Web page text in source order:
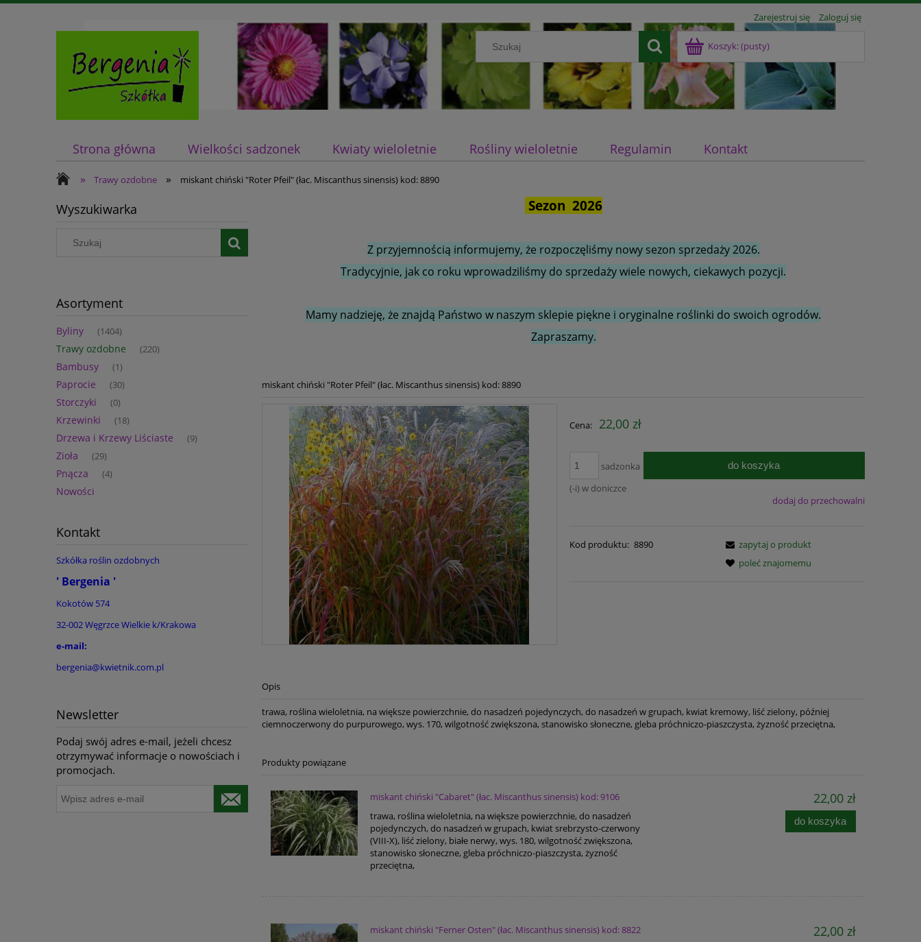
Zarejestruj się Zaloguj się
Koszyk:(pusty)
Strona główna Wielkości sadzonek Kwiaty wieloletnie Rośliny wieloletnie Regulamin Kontakt
» Trawy ozdobne » miskant chiński "Roter Pfeil" (łac. Miscanthus sinensis) kod: 8890
Wyszukiwarka
Asortyment
Byliny (1404)
Trawy ozdobne (220)
Bambusy (1)
Paprocie (30)
Storczyki (0)
Krzewinki (18)
Drzewa i Krzewy Liściaste (9)
Zioła (29)
Pnącza (4)
Nowości
Kontakt
Szkółka roślin ozdobnych
' Bergenia '
Kokotów 574
32-002 Węgrzce Wielkie k/Krakowa
e-mail:
bergenia@kwietnik.com.pl
Newsletter
Podaj swój adres e-mail, jeżeli chcesz
otrzymywać informacje o nowościach i
promocjach.
Sezon 2026
Z przyjemnością informujemy, że rozpoczęliśmy nowy sezon sprzedaży 2026.
Tradycyjnie, jak co roku wprowadziliśmy do sprzedaży wiele nowych, ciekawych pozycji.
Mamy nadzieję, że znajdą Państwo w naszym sklepie piękne i oryginalne roślinki do swoich ogrodów.
Zapraszamy.
miskant chiński "Roter Pfeil" (łac. Miscanthus sinensis) kod: 8890
Cena: 22,00 zł
sadzonka
(-i) w doniczce
do koszyka
dodaj do przechowalni
Kod produktu: 8890
zapytaj o produkt
poleć znajomemu
Opis
trawa, roślina wieloletnia, na większe powierzchnie, do nasadzeń pojedynczych, do nasadzeń w grupach, kwiat kremowy, liść zielony, później
ciemnoczerwony do purpurowego, wys. 170, wilgotność zwiększona, stanowisko słoneczne, gleba próchniczo-piaszczysta, żyzność przeciętna,
Produkty powiązane
miskant chiński "Cabaret" (łac. Miscanthus sinensis) kod: 9106
trawa, roślina wieloletnia, na większe powierzchnie, do nasadzeń
pojedynczych, do nasadzeń w grupach, kwiat srebrzysto-czerwony
(VIII-X), liść zielony, białe nerwy, wys. 180, wilgotność zwiększona,
stanowisko słoneczne, gleba próchniczo-piaszczysta, żyzność
przeciętna,
22,00 zł
do koszyka
miskant chiński "Ferner Osten" (łac. Miscanthus sinensis) kod: 8822
22,00 zł